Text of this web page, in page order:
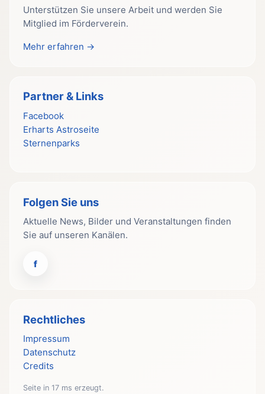
Unterstützen Sie unsere Arbeit und werden Sie
Mitglied im Förderverein.
Mehr erfahren →
Partner & Links
Facebook
Erharts Astroseite
Sternenparks
Folgen Sie uns
Aktuelle News, Bilder und Veranstaltungen finden
Sie auf unseren Kanälen.
f
Rechtliches
Impressum
Datenschutz
Credits
Seite in 17 ms erzeugt.